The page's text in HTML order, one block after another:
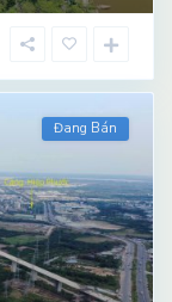
Đang Bán